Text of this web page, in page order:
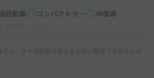
自動車 コンパクトカー
中型車
も、サイズ制限を超えるものは駐車できませんの